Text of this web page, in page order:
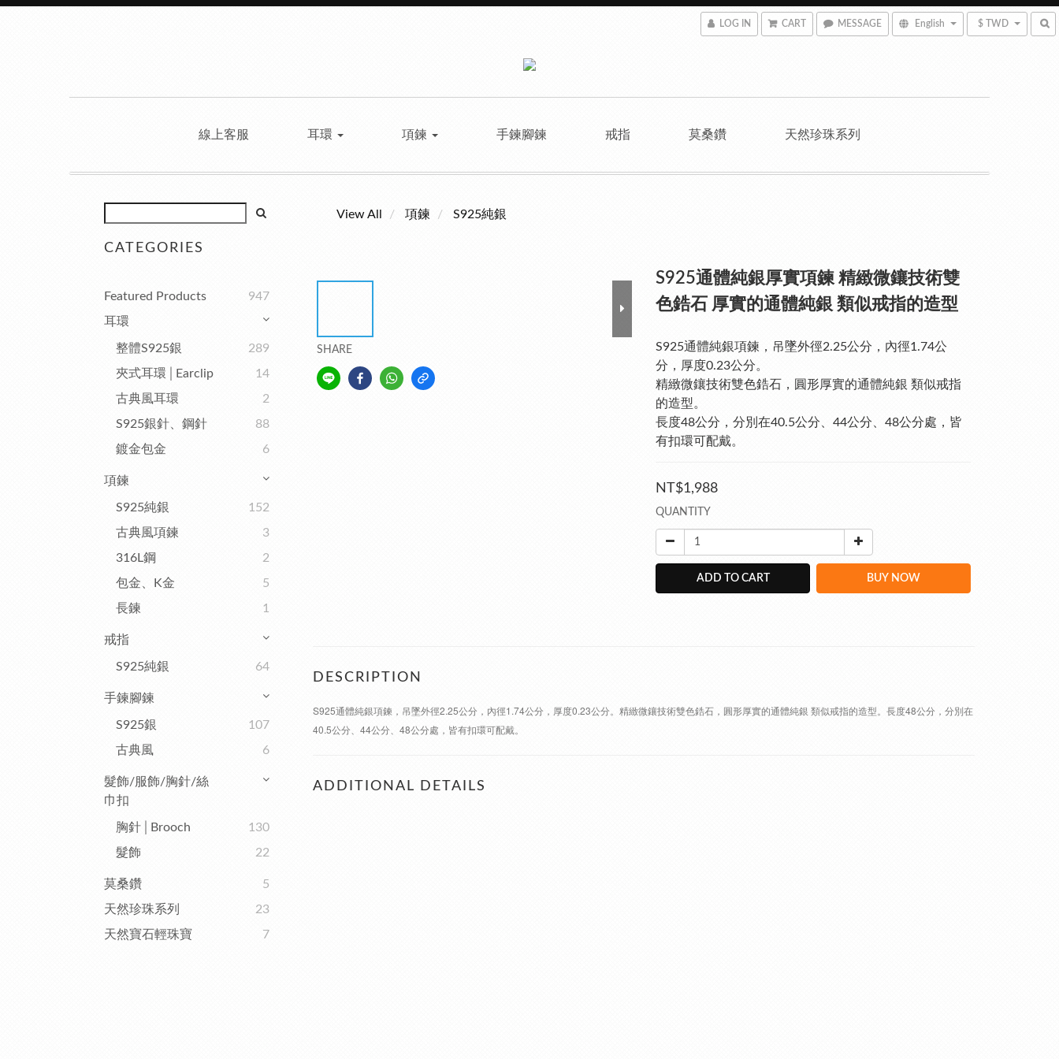
LOG IN CART MESSAGE English $ TWD
線上客服 耳環 項鍊 手鍊腳鍊 戒指 莫桑鑽 天然珍珠系列
CATEGORIES
Featured Products
947
耳環
整體S925銀
289
夾式耳環│Earclip
14
古典風耳環
2
S925銀針、鋼針
88
鍍金包金
6
項鍊
S925純銀
152
古典風項鍊
3
316L鋼
2
包金、K金
5
長鍊
1
戒指
S925純銀 64
手鍊腳鍊
S925銀
107
古典風
6
髮飾/服飾/胸針/絲
巾扣
胸針│Brooch
130
髮飾
22
莫桑鑽
5
天然珍珠系列
23
天然寶石輕珠寶
7
View All 項鍊 S925純銀
SHARE
S925通體純銀厚實項鍊 精緻微鑲技術雙
色鋯石 厚實的通體純銀 類似戒指的造型
S925通體純銀項鍊，吊墜外徑2.25公分，內徑1.74公
分，厚度0.23公分。
精緻微鑲技術雙色鋯石，圓形厚實的通體純銀 類似戒指
的造型。
長度48公分，分別在40.5公分、44公分、48公分處，皆
有扣環可配戴。
NT$1,988
QUANTITY
ADD TO CART BUY NOW
DESCRIPTION
S925通體純銀項鍊，吊墜外徑2.25公分，內徑1.74公分，厚度0.23公分。精緻微鑲技術雙色鋯石，圓形厚實的通體純銀 類似戒指的造型。長度48公分，分別在
40.5公分、44公分、48公分處，皆有扣環可配戴。
ADDITIONAL DETAILS